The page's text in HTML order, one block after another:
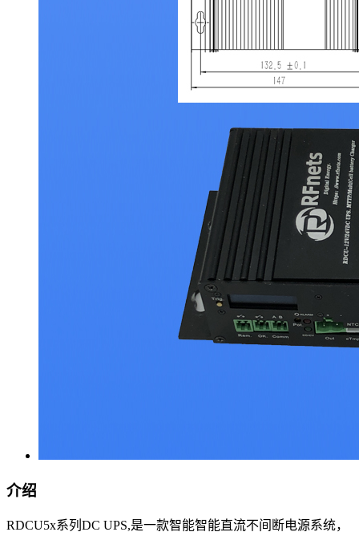
介绍
RDCU5x系列DC UPS,是一款智能智能直流不间断电源系统，